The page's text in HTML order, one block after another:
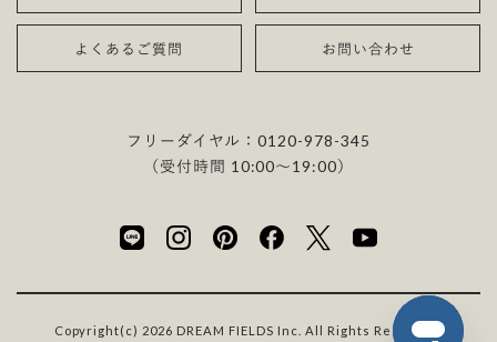
よくあるご質問 お問い合わせ
フリーダイヤル：0120-978-345
（受付時間 10:00〜19:00）
Copyright(c) 2026 DREAM FIELDS Inc. All Rights Reserved.